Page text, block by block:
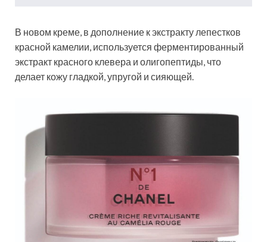
В новом креме, в дополнение к экстракту лепестков
красной камелии, используется ферментированный
экстракт красного клевера и олигопептиды, что
делает кожу гладкой, упругой и сияющей.